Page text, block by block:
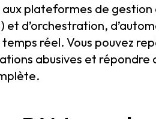
plateformes de gestion
d’orchestration,
réel. Vous pouvez
abusives et répondre